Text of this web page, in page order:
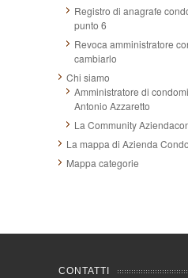
Registro di anagrafe
punto 6
Revoca amministratore
cambiarlo
Chi siamo
Amministratore di
Antonio Azzaretto
La Community
La mappa di Azienda
Mappa categorie
CONTATTI